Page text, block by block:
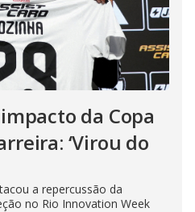
da Copa
‘Virou do
a repercussão da
no Rio Innovation Week